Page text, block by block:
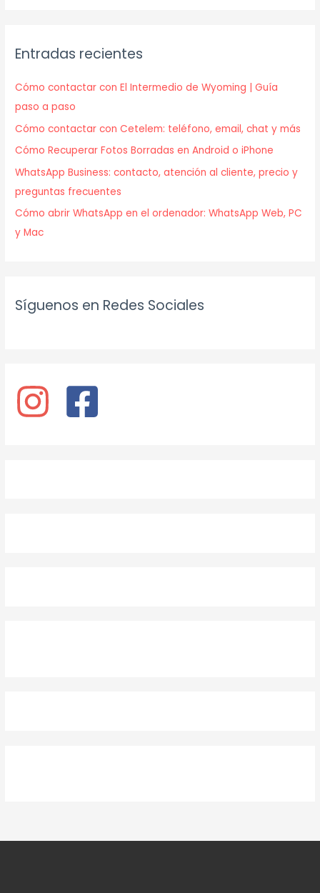
Entradas recientes
Cómo contactar con El Intermedio de Wyoming | Guía
paso a paso
Cómo contactar con Cetelem: teléfono, email, chat y más
Cómo Recuperar Fotos Borradas en Android o iPhone
WhatsApp Business: contacto, atención al cliente, precio y
preguntas frecuentes
Cómo abrir WhatsApp en el ordenador: WhatsApp Web, PC
y Mac
Síguenos en Redes Sociales